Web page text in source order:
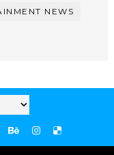
NEWS